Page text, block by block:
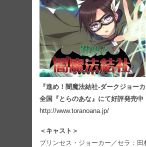
『進め！闇魔法結社-ダークジョーカ
全国『とらのあな』にて好評発売中
http://www.toranoana.jp/
＜キャスト＞
プリンセス・ジョーカー／セラ：田